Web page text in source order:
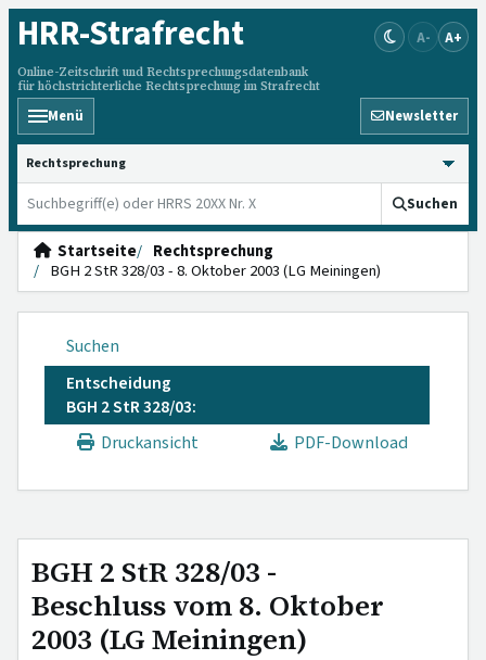
HRR-Strafrecht
Online-Zeitschrift und Rechtsprechungsdatenbank
für höchstrichterliche Rechtsprechung im Strafrecht
A- A+
Menü Newsletter
HRRS durchsuchen
Suchen
Startseite
Rechtsprechung
BGH 2 StR 328/03 - 8. Oktober 2003 (LG Meiningen)
Suchen
Entscheidung
BGH 2 StR 328/03:
Druckansicht
PDF-Download
BGH 2 StR 328/03 -
Beschluss vom 8. Oktober
2003 (LG Meiningen)